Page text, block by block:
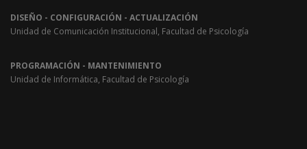
DISEÑO - CONFIGURACIÓN - ACTUALIZACIÓN
Unidad de Comunicación Institucional, Facultad de Psicología
PROGRAMACIÓN - MANTENIMIENTO
Unidad de Informática, Facultad de Psicología